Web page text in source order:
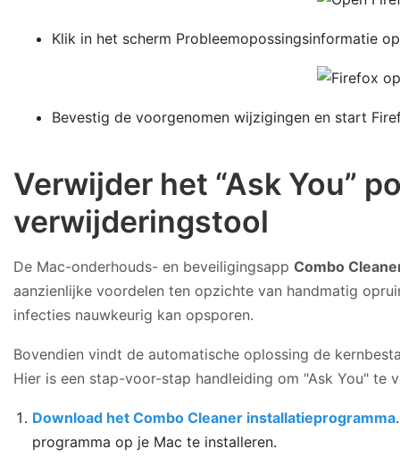
Klik in het scherm Probleemopossingsinformatie
Bevestig de voorgenomen wijzigingen en start
Verwijder het “Ask You”
verwijderingstool
De Mac-onderhouds- en beveiligingsapp Combo
aanzienlijke voordelen ten opzichte van handmatig
infecties nauwkeurig kan opsporen.
Bovendien vindt de automatische oplossing de
Hier is een stap-voor-stap handleiding om "Ask You" te
Download het Combo Cleaner installatieprogramma
programma op je Mac te installeren.